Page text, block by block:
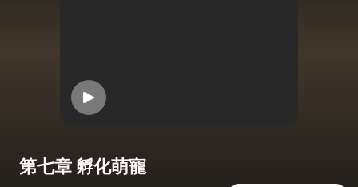
第七章 孵化萌寵